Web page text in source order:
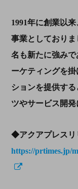
1991年に創業以
事業としており
名も新たに強み
ーケティングを
ションを提供す
ツやサービス開発
◆アクアプレスリ
https://prtimes.jp/